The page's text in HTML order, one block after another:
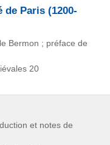
Paris (1200-
Bermon ; préface de
20
et notes de